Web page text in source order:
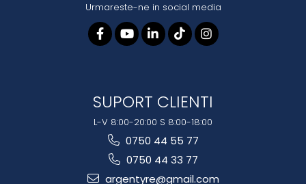
Urmareste-ne in social media
SUPORT CLIENTI
L-V 8:00-20:00 S 8:00-18:00
0750 44 55 77
0750 44 33 77
argentyre@gmail.com